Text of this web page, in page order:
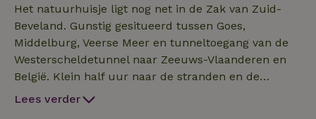
huisje heeft een eigen opritpad met parkeerplaats
en een eigen toegang naar met tuin, kippenren,
terras, veranda en serre. Een heerlijk rustig gelegen
achterhuisje. Het is dan ook uitermate geschikt om
je instrument mee te brengen als je tijdens je
verblijf een paar uur per dag wilt studeren. Ons
Het natuurhuisje ligt nog net in de Zak van Zuid-
Beveland. Gunstig gesitueerd tussen Goes,
Middelburg, Veerse Meer en tunneltoegang van de
Westerscheldetunnel naar Zeeuws-Vlaanderen en
België. Klein half uur naar de stranden en de
duinen, maar niet in de toeristische drukte van
Lees verder